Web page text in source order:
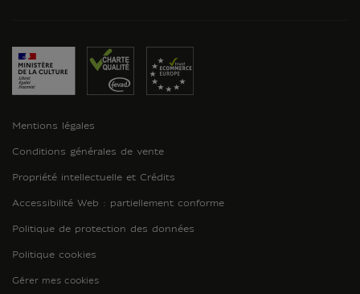
Mentions légales
Conditions générales de vente
Propriété intellectuelle et Crédits
Accessibilité Web : partiellement conforme
Politique de protection des données
Politique cookies
Gérer mes cookies